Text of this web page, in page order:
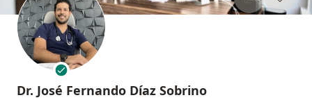
Dr. José Fernando Díaz Sobrino